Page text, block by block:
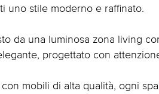
uno stile moderno e raffinato.
da una luminosa zona living
progettato con
mobili di alta qualità, ogni